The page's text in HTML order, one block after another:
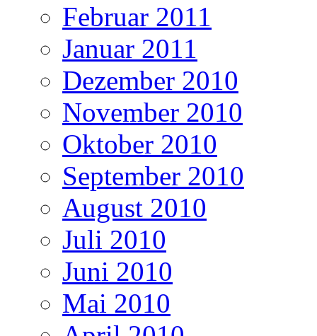
Februar 2011
Januar 2011
Dezember 2010
November 2010
Oktober 2010
September 2010
August 2010
Juli 2010
Juni 2010
Mai 2010